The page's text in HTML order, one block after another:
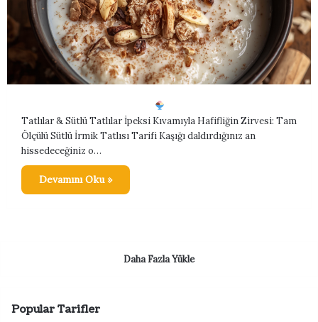
Tatlılar & Sütlü Tatlılar İpeksi Kıvamıyla Hafifliğin Zirvesi: Tam
Ölçülü Sütlü İrmik Tatlısı Tarifi Kaşığı daldırdığınız an
hissedeceğiniz o…
Devamını Oku »
Daha Fazla Yükle
Popular Tarifler